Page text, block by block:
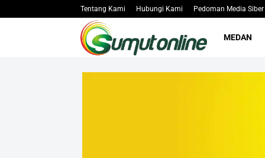
Tentang Kami Hubungi Kami Pedoman Media Siber
MEDAN